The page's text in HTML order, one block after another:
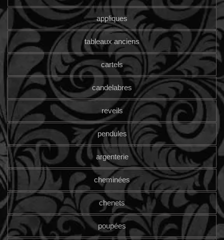
appliques
tableaux anciens
cartels
candelabres
reveils
pendules
argenterie
cheminées
chenets
poupées